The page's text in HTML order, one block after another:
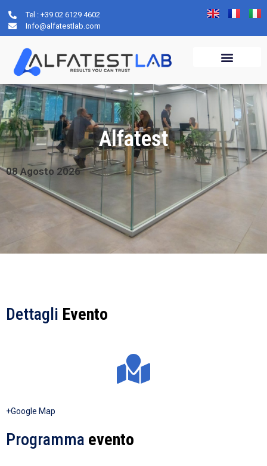
Tel : +39 02 6129 4602
Info@alfatestlab.com
Alfatest
08 Agosto 2026
Dettagli Evento
+Google Map
Programma evento